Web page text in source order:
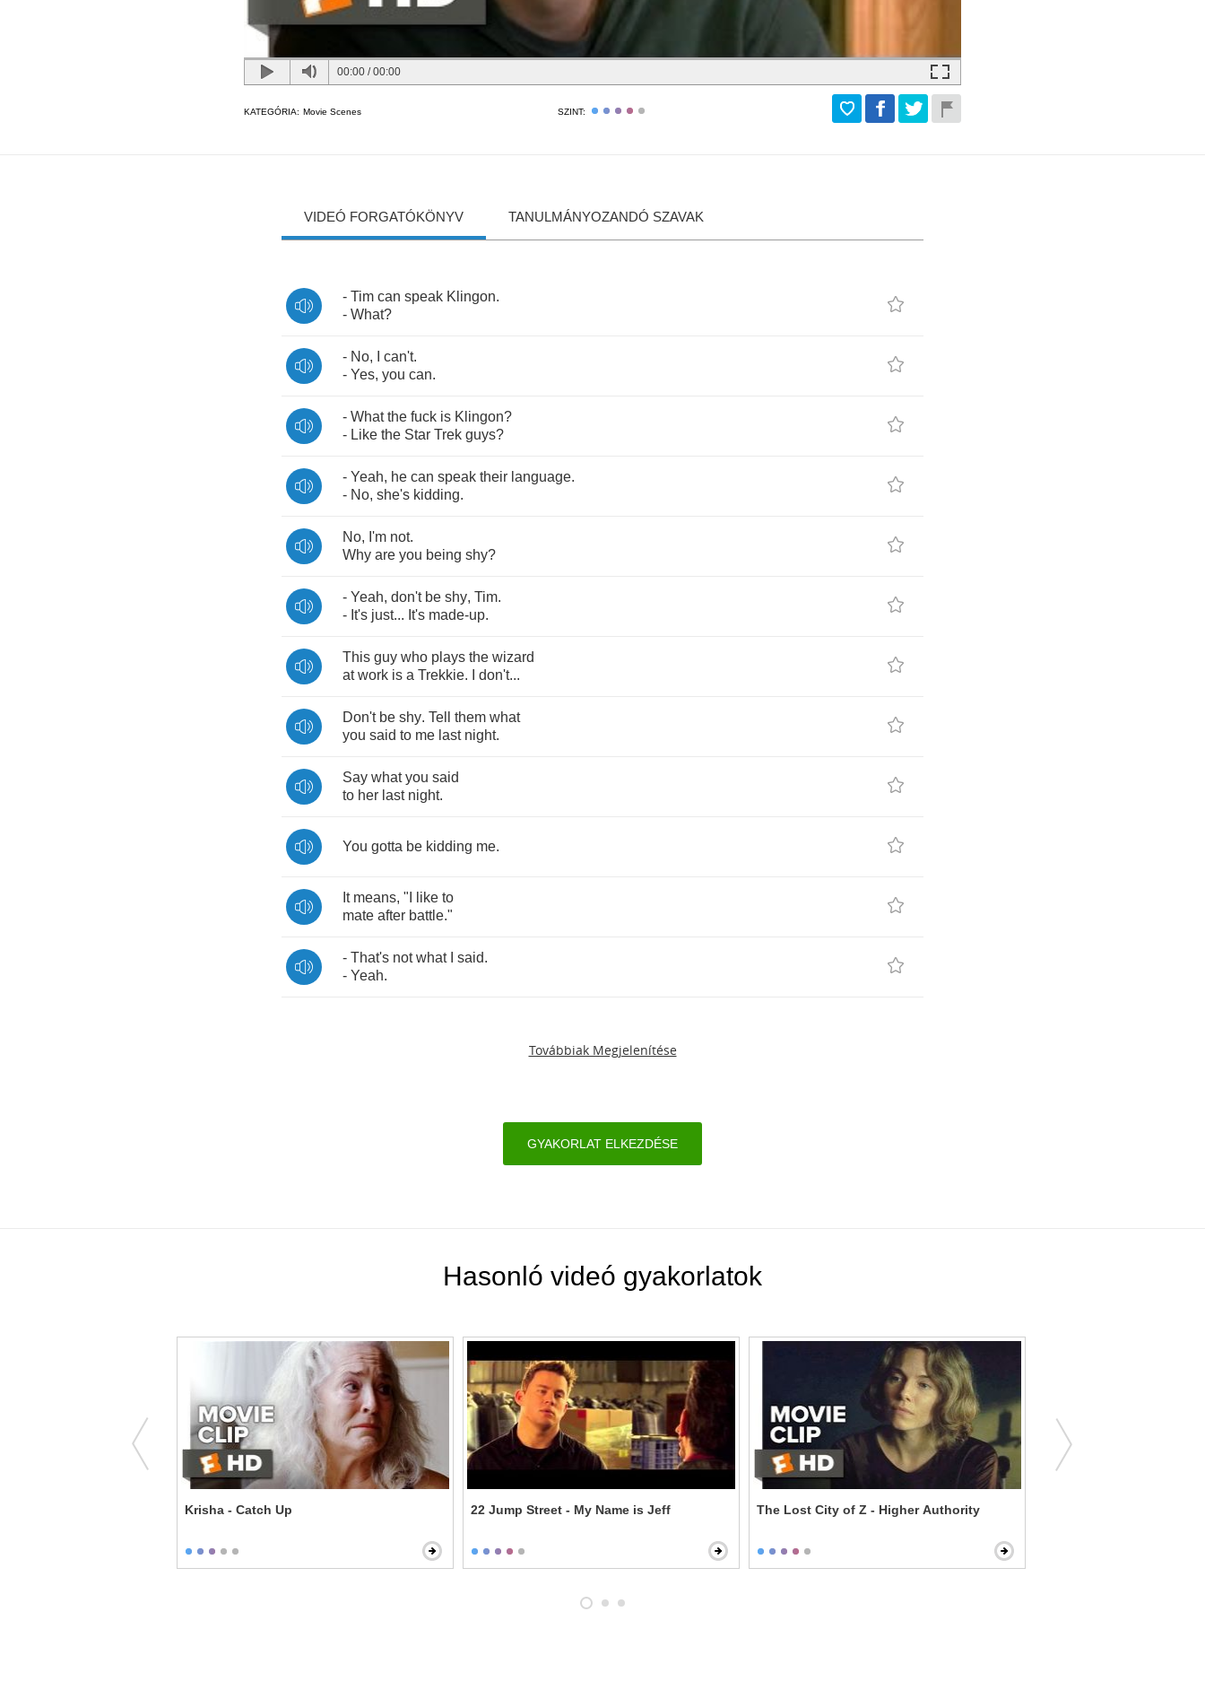
00:00 /00:00
KATEGÓRIA: Movie Scenes SZINT:
VIDEÓ FORGATÓKÖNYV TANULMÁNYOZANDÓ SZAVAK
- Tim can speak Klingon.
- What?
- No, can't.
- Yes, you can.
- What the fuck is Klingon?
- Like the Star Trek guys?
- Yeah, he can speak their language.
- No, she's kidding.
No, I'm not.
Why are you being shy?
- Yeah, don't be shy, Tim.
- It's just... It's made-up.
This guy who plays the wizard
at work is a Trekkie. don't...
Don't be shy. Tell them what
you said to me last night.
Say what you said
to her last night.
You gotta be kidding me.
It means, " like to
mate after battle."
- That's not what said.
- Yeah.
Továbbiak Megjelenítése
GYAKORLAT ELKEZDÉSE
Hasonló videó gyakorlatok
Krisha - Catch Up 22 Jump Street - My Name is Jeff The Lost City of Z - Higher Authority